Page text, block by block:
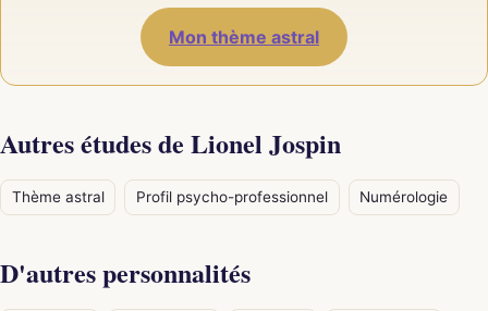
Mon thème astral
Autres études de Lionel Jospin
Thème astral Profil psycho-professionnel Numérologie
D'autres personnalités